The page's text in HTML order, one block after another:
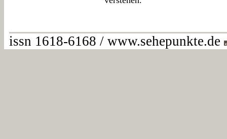
issn 1618-6168 / www.sehepunkte.de